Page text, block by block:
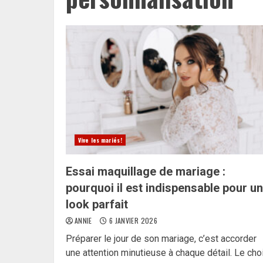
Vive les mariés!
Essai maquillage de mariage :
pourquoi il est indispensable pour un
look parfait
ANNIE 6 JANVIER 2026
Préparer le jour de son mariage, c’est accorder
une attention minutieuse à chaque détail. Le